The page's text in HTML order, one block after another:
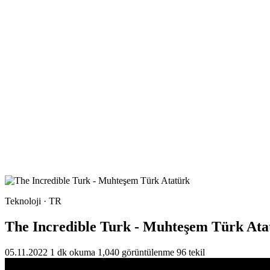
Teknoloji · TR
The Incredible Turk - Muhteşem Türk
05.11.2022 1 dk okuma 1,040 görüntülenme 96 tekil